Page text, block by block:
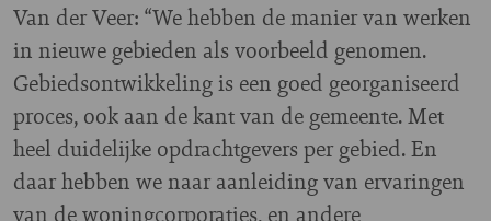
Van der Veer: “We hebben de manier van werken
in nieuwe gebieden als voorbeeld genomen.
Gebiedsontwikkeling is een goed georganiseerd
proces, ook aan de kant van de gemeente. Met
heel duidelijke opdrachtgevers per gebied. En
daar hebben we naar aanleiding van ervaringen
van de woningcorporaties, en andere